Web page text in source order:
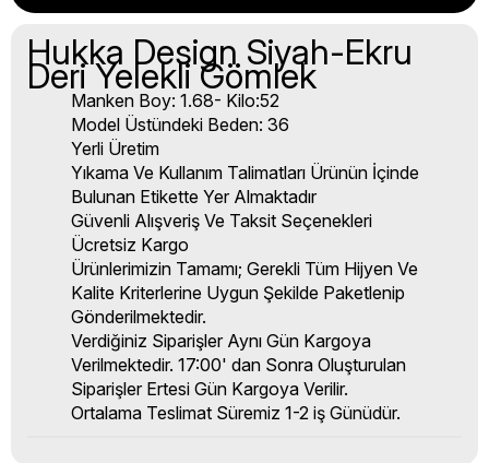
Hukka Design Siyah-Ekru
Deri Yelekli Gömlek
Manken Boy: 1.68- Kilo:52
Model Üstündeki Beden: 36
Yerli Üretim
Yıkama Ve Kullanım Talimatları Ürünün İçinde
Bulunan Etikette Yer Almaktadır
Güvenli Alışveriş Ve Taksit Seçenekleri
Ücretsiz Kargo
Ürünlerimizin Tamamı; Gerekli Tüm Hijyen Ve
Kalite Kriterlerine Uygun Şekilde Paketlenip
Gönderilmektedir.
Verdiğiniz Siparişler Aynı Gün Kargoya
Verilmektedir. 17:00' dan Sonra Oluşturulan
Siparişler Ertesi Gün Kargoya Verilir.
Ortalama Teslimat Süremiz 1-2 iş Günüdür.